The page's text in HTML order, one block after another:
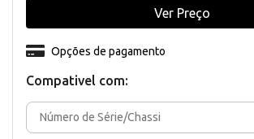
Compativel com:
Opções de pagamento
Ver Preço